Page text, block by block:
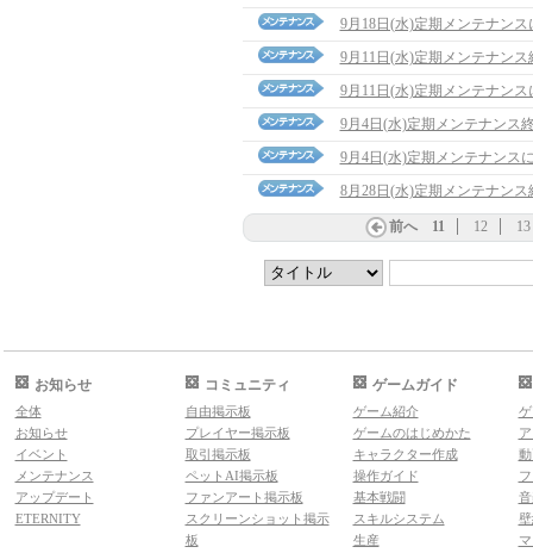
9月18日(水)定期メンテナンス
9月11日(水)定期メンテナン
9月11日(水)定期メンテナンス
9月4日(水)定期メンテナンス
9月4日(水)定期メンテナンス
8月28日(水)定期メンテナン
前へ 11 12 13
お知らせ
全体
お知らせ
イベント
メンテナンス
アップデート
ETERNITY
コミュニティ
自由掲示板
プレイヤー掲示板
取引掲示板
ペットAI掲示板
ファンアート掲示板
スクリーンショット掲示
板
ゲームガイド
ゲーム紹介
ゲームのはじめかた
キャラクター作成
操作ガイド
基本戦闘
スキルシステム
生産